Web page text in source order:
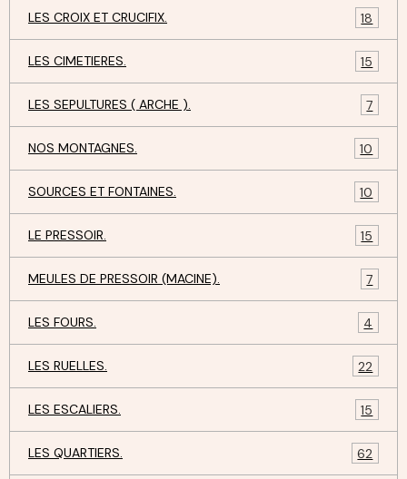
LES CROIX ET CRUCIFIX. 18
LES CIMETIERES. 15
LES SEPULTURES ( ARCHE ). 7
NOS MONTAGNES. 10
SOURCES ET FONTAINES. 10
LE PRESSOIR. 15
MEULES DE PRESSOIR (MACINE). 7
LES FOURS. 4
LES RUELLES. 22
LES ESCALIERS. 15
LES QUARTIERS. 62